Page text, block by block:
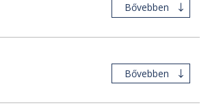
Bővebben
Bővebben